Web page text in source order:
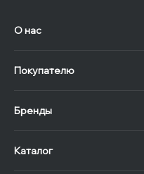
О нас
Покупателю
Бренды
Каталог